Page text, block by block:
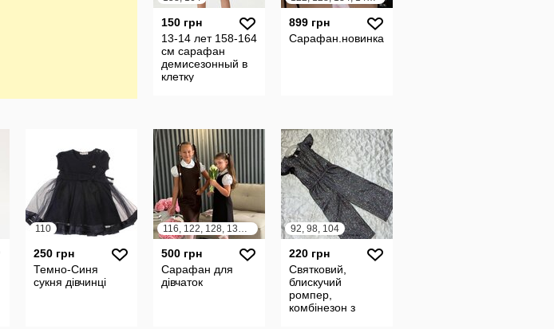
150 грн
13-14 лет 158-164
см сарафан
демисезонный в
клетку
george
899 грн
Сарафан.новинка.
110
250 грн
Темно-Синя
сукня дівчинці
116, 122, 128, 134, 140, 146, 152
500 грн
Сарафан для
дівчаток
92, 98, 104
220 грн
Святковий,
блискучий
ромпер,
комбінезон з